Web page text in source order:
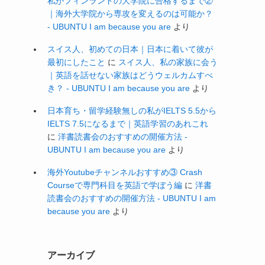
｜海外大学院から専攻を変えるのは可能か？
- UBUNTU I am because you are より
スイス人、初めての日本｜日本に着いて彼が
最初にしたこと に スイス人、私の家族に会う
｜英語を話せない家族はどうウェルカムすべ
き？ - UBUNTU I am because you are より
日本育ち・留学経験無しの私がIELTS 5.5から
IELTS 7.5になるまで｜英語学習のあれこれ
に 洋書読書会のおすすめの開催方法 -
UBUNTU I am because you are より
海外Youtubeチャンネルおすすめ③ Crash
Courseで専門科目を英語で学ぼう編 に 洋書
読書会のおすすめの開催方法 - UBUNTU I am
because you are より
アーカイブ